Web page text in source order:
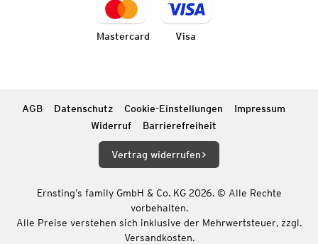
Mastercard Visa
AGB Datenschutz Cookie-Einstellungen
Impressum
Widerruf
Barrierefreiheit
Vertrag widerrufen
Ernsting’s family GmbH & Co. KG 2026. © Alle Rechte
vorbehalten.
Alle Preise verstehen sich inklusive der Mehrwertsteuer, zzgl.
Versandkosten.